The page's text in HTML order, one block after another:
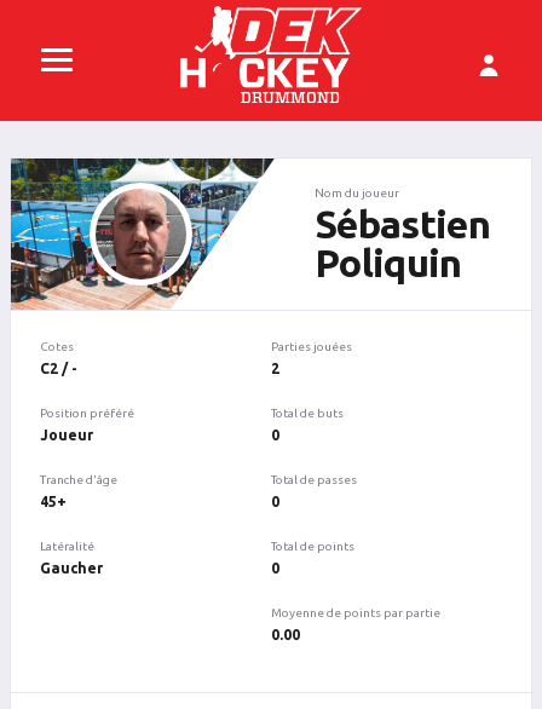
Nom du joueur
Sébastien
Poliquin
Cotes
C2 / -
Position préféré
Joueur
Tranche d'âge
45+
Latéralité
Gaucher
Parties jouées
2
Total de buts
0
Total de passes
0
Total de points
0
Moyenne de points par partie
0.00